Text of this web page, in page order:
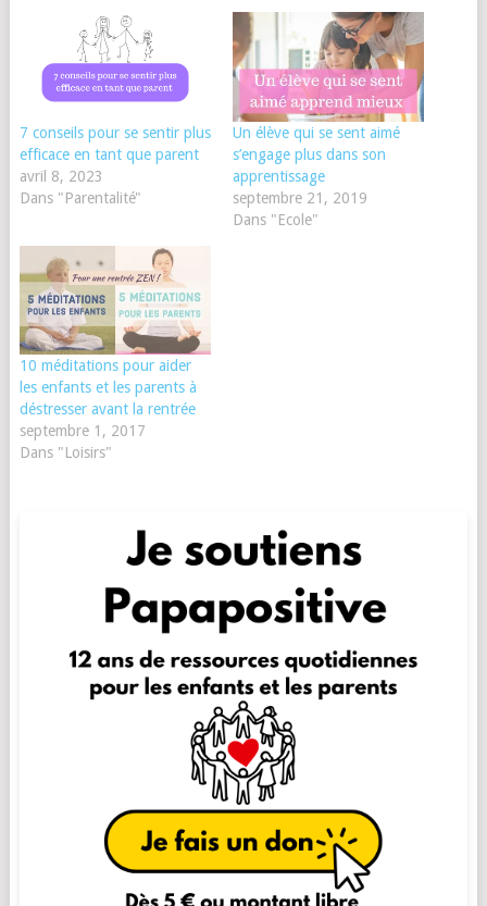
7 conseils pour se sentir plus
efficace en tant que parent
avril 8, 2023
Dans "Parentalité"
Un élève qui se sent aimé
s’engage plus dans son
apprentissage
septembre 21, 2019
Dans "Ecole"
10 méditations pour aider
les enfants et les parents à
déstresser avant la rentrée
septembre 1, 2017
Dans "Loisirs"